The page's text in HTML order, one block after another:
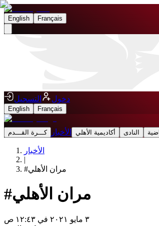
English Français
دخول التسجيل
English Français
كـــرة القـــدم الأخبار أكاديمية الأهلي النادى
الأخبار
|
#مران الأهلي
#مران الأهلي
٣ مايو ٢٠٢١ في ١٢:٤٣ ص